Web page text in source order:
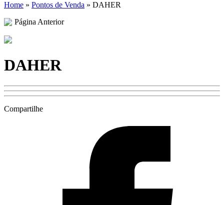
Home » Pontos de Venda » DAHER
Página Anterior
DAHER
Compartilhe